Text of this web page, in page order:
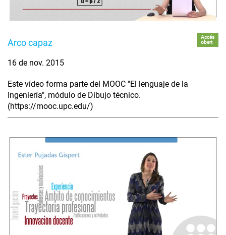
Arco capaz
Accés
obert
16 de nov. 2015
Este vídeo forma parte del MOOC "El lenguaje de la
Ingeniería", módulo de Dibujo técnico.
(https://mooc.upc.edu/)